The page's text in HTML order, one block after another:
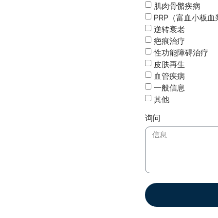
肌肉骨骼疾病
PRP（富血小板血
逆转衰老
疤痕治疗
性功能障碍治疗
皮肤再生
血管疾病
一般信息
其他
询问